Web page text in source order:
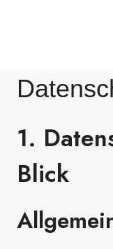
1.
Blick